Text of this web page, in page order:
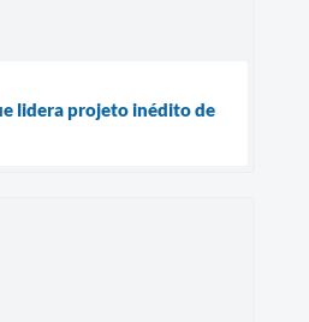
lidera projeto inédito de